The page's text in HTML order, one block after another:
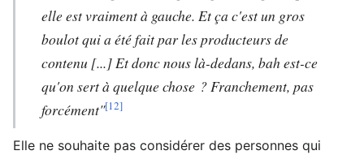
elle est vraiment à gauche. Et ça c'est un gros
boulot qui a été fait par les producteurs de
contenu [...] Et donc nous là-dedans, bah est-ce
qu'on sert à quelque chose ? Franchement, pas
forcément"[12]
Elle ne souhaite pas considérer des personnes qui